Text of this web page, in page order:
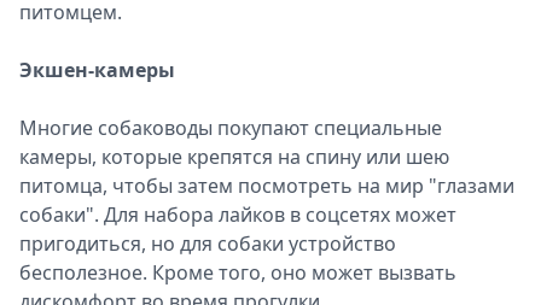
питомцем.
Экшен-камеры
Многие собаководы покупают специальные
камеры, которые крепятся на спину или шею
питомца, чтобы затем посмотреть на мир "глазами
собаки". Для набора лайков в соцсетях может
пригодиться, но для собаки устройство
бесполезное. Кроме того, оно может вызвать